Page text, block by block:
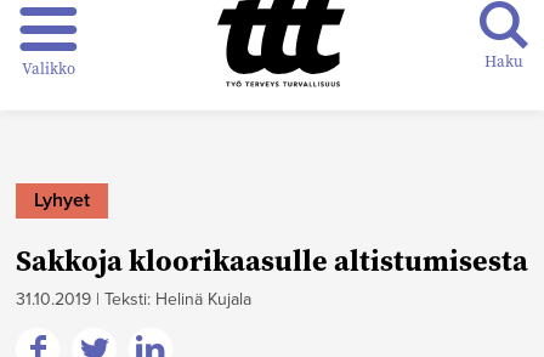
Valikko Haku
Lyhyet
Sakkoja kloorikaasulle altistumisesta
31.10.2019 | Teksti: Helinä Kujala